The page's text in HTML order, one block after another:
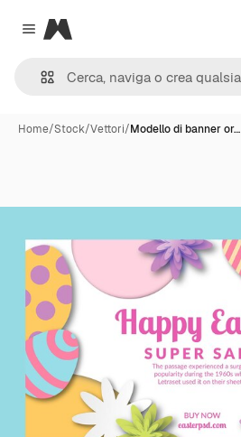
Close menu
Magnific
Home/Stock/Vettori/Modello di banner or…